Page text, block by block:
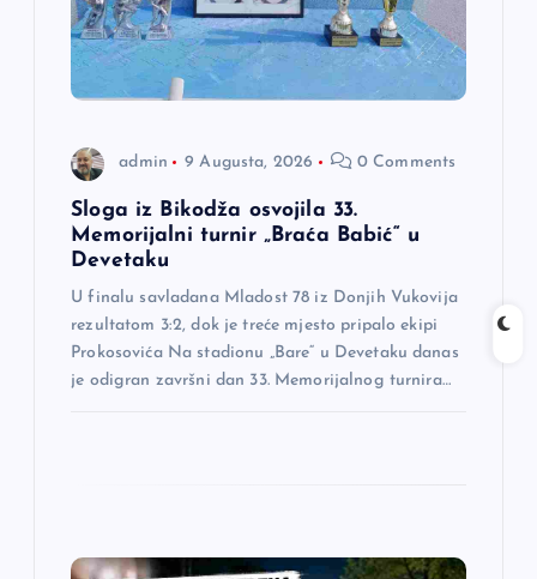
admin 9 Augusta, 2026 0 Comments
Sloga iz Bikodža osvojila 33.
Memorijalni turnir „Braća Babić“ u
Devetaku
U finalu savladana Mladost 78 iz Donjih Vukovija
rezultatom 3:2, dok je treće mjesto pripalo ekipi
Prokosovića Na stadionu „Bare“ u Devetaku danas
je odigran završni dan 33. Memorijalnog turnira…